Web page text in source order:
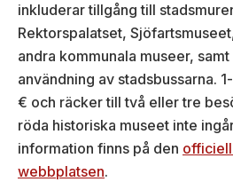
inkluderar tillgång till
Rektorspalatset,
andra kommunala museer,
användning av stadsbussarna.
€ och räcker till två eller tre
röda historiska museet inte
information finns på den
webbplatsen.